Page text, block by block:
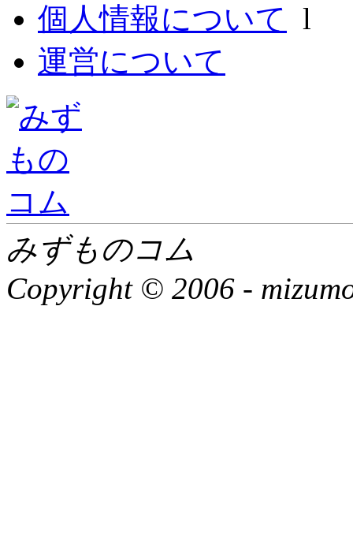
個人情報について l
運営について
みずものコム
Copyright © 2006 -